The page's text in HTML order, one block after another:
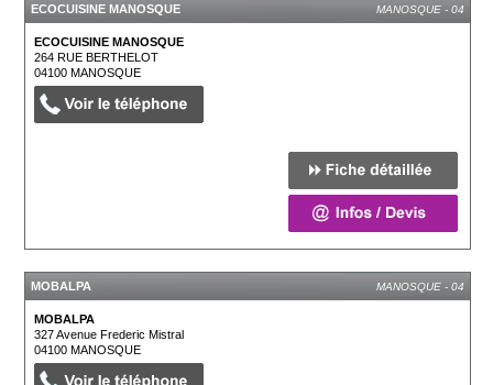
ECOCUISINE MANOSQUE MANOSQUE - 04
ECOCUISINE MANOSQUE
264 RUE BERTHELOT
04100MANOSQUE
MOBALPA MANOSQUE - 04
MOBALPA
327 Avenue Frederic Mistral
04100MANOSQUE